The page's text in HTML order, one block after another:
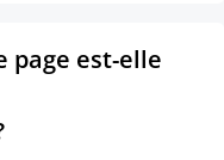
page est-elle